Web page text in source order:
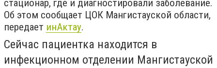
стационар, где и диагностировали заболевание.
Об этом сообщает ЦОК Мангистауской области,
передает инАктау.
Сейчас пациентка находится в
инфекционном отделении Мангистауской